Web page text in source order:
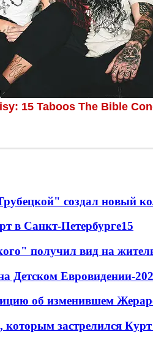
создал новый
в Санкт-Петербурге15
получил вид на
Детском Евровидении-
об изменившем
застрелился